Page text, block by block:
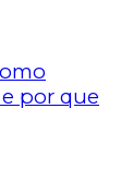
por que